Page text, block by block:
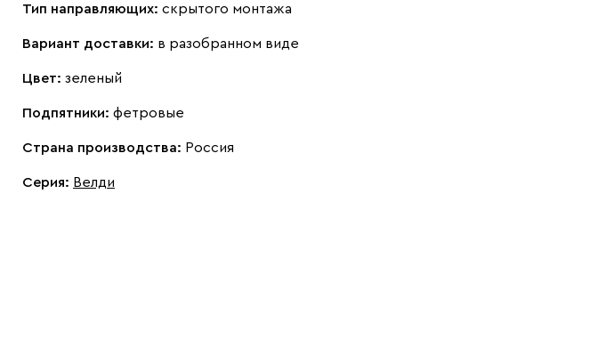
Тип направляющих: скрытого монтажа
Вариант доставки: в разобранном виде
Цвет: зеленый
Подпятники: фетровые
Страна производства: Россия
Серия: Велди